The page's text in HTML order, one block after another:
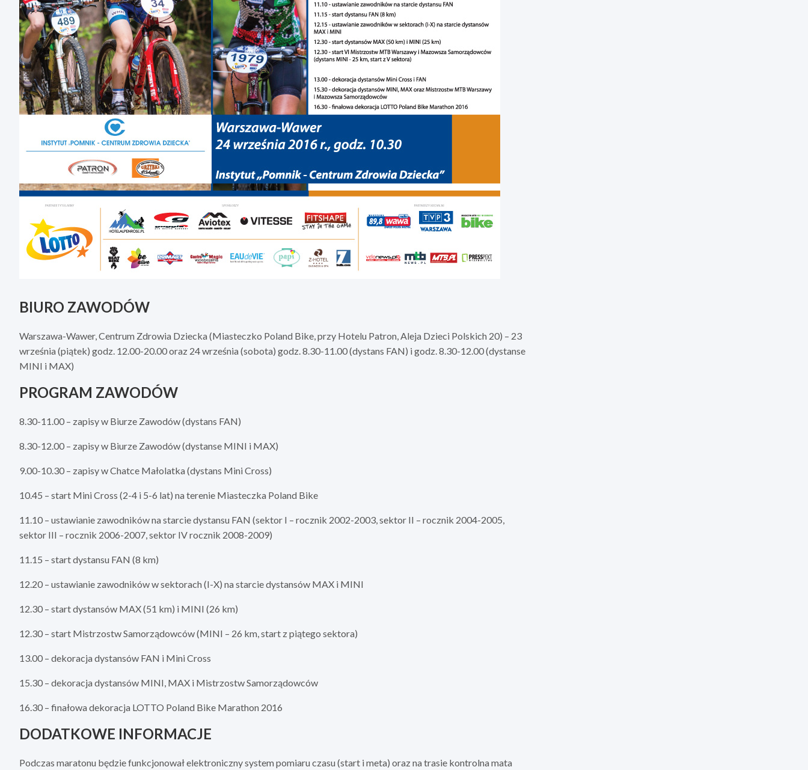
BIURO ZAWODÓW
Warszawa-Wawer, Centrum Zdrowia Dziecka (Miasteczko Poland Bike, przy Hotelu Patron, Aleja Dzieci Polskich 20) – 23
września (piątek) godz. 12.00-20.00 oraz 24 września (sobota) godz. 8.30-11.00 (dystans FAN) i godz. 8.30-12.00 (dystanse
MINI i MAX)
PROGRAM ZAWODÓW
8.30-11.00 – zapisy w Biurze Zawodów (dystans FAN)
8.30-12.00 – zapisy w Biurze Zawodów (dystanse MINI i MAX)
9.00-10.30 – zapisy w Chatce Małolatka (dystans Mini Cross)
10.45 – start Mini Cross (2-4 i 5-6 lat) na terenie Miasteczka Poland Bike
11.10 – ustawianie zawodników na starcie dystansu FAN (sektor I – rocznik 2002-2003, sektor II – rocznik 2004-2005,
sektor III – rocznik 2006-2007, sektor IV rocznik 2008-2009)
11.15 – start dystansu FAN (8 km)
12.20 – ustawianie zawodników w sektorach (I-X) na starcie dystansów MAX i MINI
12.30 – start dystansów MAX (51 km) i MINI (26 km)
12.30 – start Mistrzostw Samorządowców (MINI – 26 km, start z piątego sektora)
13.00 – dekoracja dystansów FAN i Mini Cross
15.30 – dekoracja dystansów MINI, MAX i Mistrzostw Samorządowców
16.30 – finałowa dekoracja LOTTO Poland Bike Marathon 2016
DODATKOWE INFORMACJE
Podczas maratonu będzie funkcjonował elektroniczny system pomiaru czasu (start i meta) oraz na trasie kontrolna mata